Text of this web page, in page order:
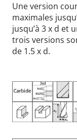
Une version
maximales
jusqu’à 3 x d et
trois versions
de 1.5 x d.